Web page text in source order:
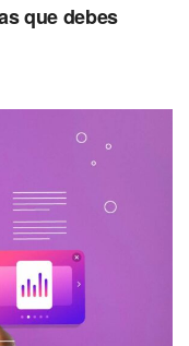
que debes